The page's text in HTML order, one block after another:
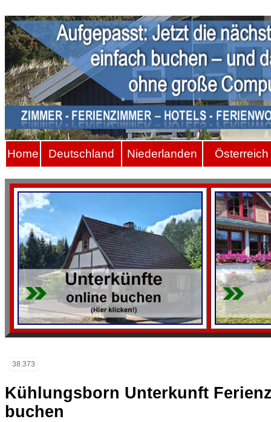
Home Deutschland Niederlanden Österreich
38.373
Kühlungsborn Unterkunft
buchen